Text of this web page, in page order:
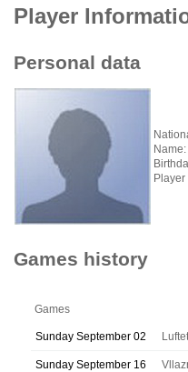
Player
Personal data
Name:
Games history
Games
Sunday September 02
Sunday September 16